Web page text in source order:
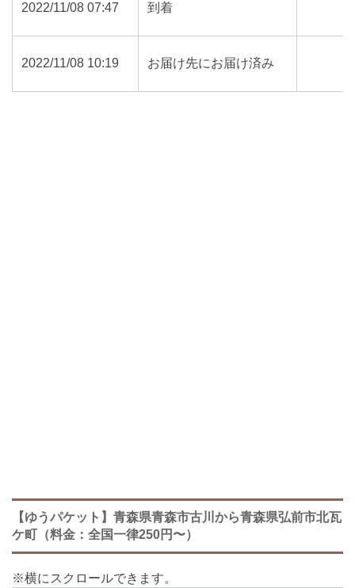
2022/11/08 07:47 到着
2022/11/08 10:19 お届け先にお届け済み
【ゆうパケット】青森県青森市古川から青森県弘前市北瓦
ケ町（料金：全国一律250円〜）